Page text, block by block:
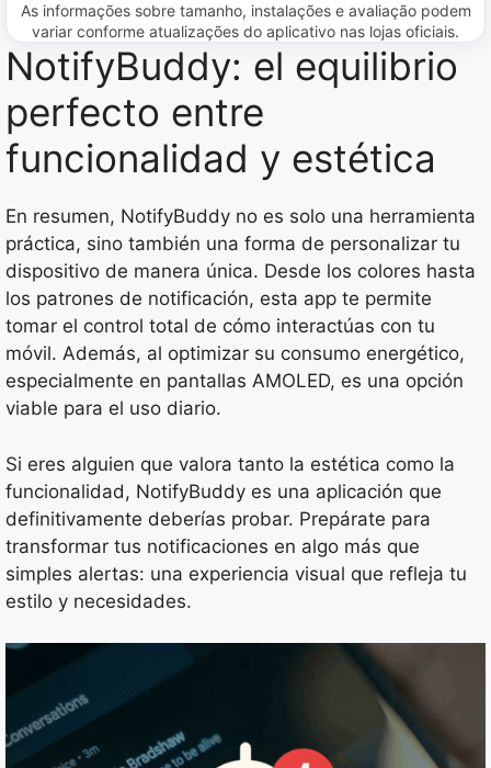
As informações sobre tamanho, instalações e avaliação podem
variar conforme atualizações do aplicativo nas lojas oficiais.
NotifyBuddy: el equilibrio
perfecto entre
funcionalidad y estética
En resumen, NotifyBuddy no es solo una herramienta
práctica, sino también una forma de personalizar tu
dispositivo de manera única. Desde los colores hasta
los patrones de notificación, esta app te permite
tomar el control total de cómo interactúas con tu
móvil. Además, al optimizar su consumo energético,
especialmente en pantallas AMOLED, es una opción
viable para el uso diario.
Si eres alguien que valora tanto la estética como la
funcionalidad, NotifyBuddy es una aplicación que
definitivamente deberías probar. Prepárate para
transformar tus notificaciones en algo más que
simples alertas: una experiencia visual que refleja tu
estilo y necesidades.